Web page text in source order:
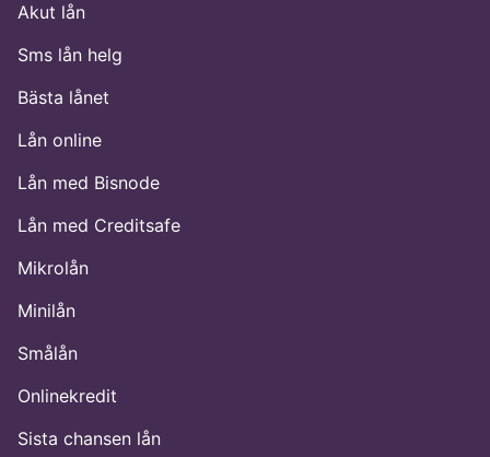
Akut lån
Sms lån helg
Bästa lånet
Lån online
Lån med Bisnode
Lån med Creditsafe
Mikrolån
Minilån
Smålån
Onlinekredit
Sista chansen lån